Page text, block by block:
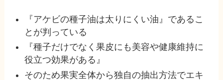
『アケビの種子油は太りにくい油』であるこ
とが判っている
『種子だけでなく果皮にも美容や健康維持に
役立つ効果がある』
そのため果実全体から独自の抽出方法でエキ